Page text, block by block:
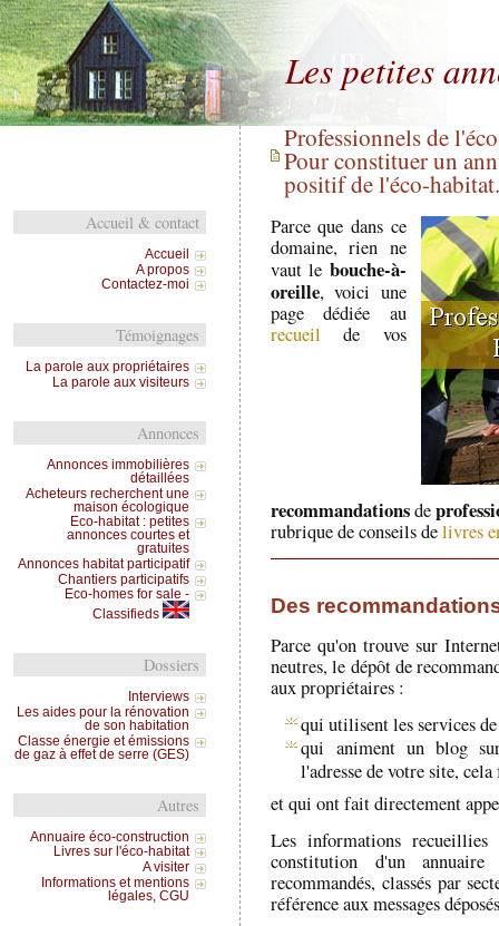
Les petites
Professionnels de
Pour constituer un
positif de l'éco-
Parce que dans ce
domaine, rien ne
vaut le bouche-à-
oreille, voici une
page dédiée au
recueil de vos
recommandationsde
rubrique de conseils delivres
Des
Parce qu'on trouve sur
neutres, le dépôt de
aux propriétaires :
qui utilisent les services
qui animent un blog
l'adresse de votre site,
et qui ont fait directement
Les informations
constitution d'un annuaire
recommandés, classés par
référence aux messages
Accueil & contact
Accueil
A propos
Contactez-moi
Témoignages
La parole aux propriétaires
La parole aux visiteurs
Annonces
Annonces immobilières
détaillées
Acheteurs recherchent une
maison écologique
Eco-habitat : petites
annonces courtes et
gratuites
Annonces habitat participatif
Chantiers participatifs
Eco-homes for sale -
Classifieds
Dossiers
Interviews
Les aides pour la rénovation
de son habitation
Classe énergie et émissions
de gaz à effet de serre (GES)
Autres
Annuaire éco-construction
Livres sur l'éco-habitat
A visiter
Informations et mentions
légales, CGU